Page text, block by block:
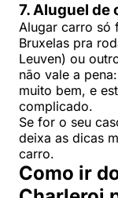
7. Aluguel de
Alugar carro só
Bruxelas pra
Leuven) ou
não vale a
muito bem, e
complicado.
Se for o seu
deixa as dicas
carro.
Como ir